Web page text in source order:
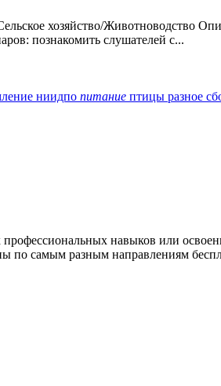
хозяйство/Животноводство
познакомить слушателей с...
ниидпо питание птицы разное
навыков или
по самым разным направлениям